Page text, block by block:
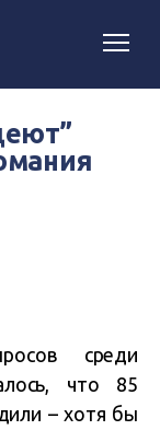
среди
что 85
– хотя бы